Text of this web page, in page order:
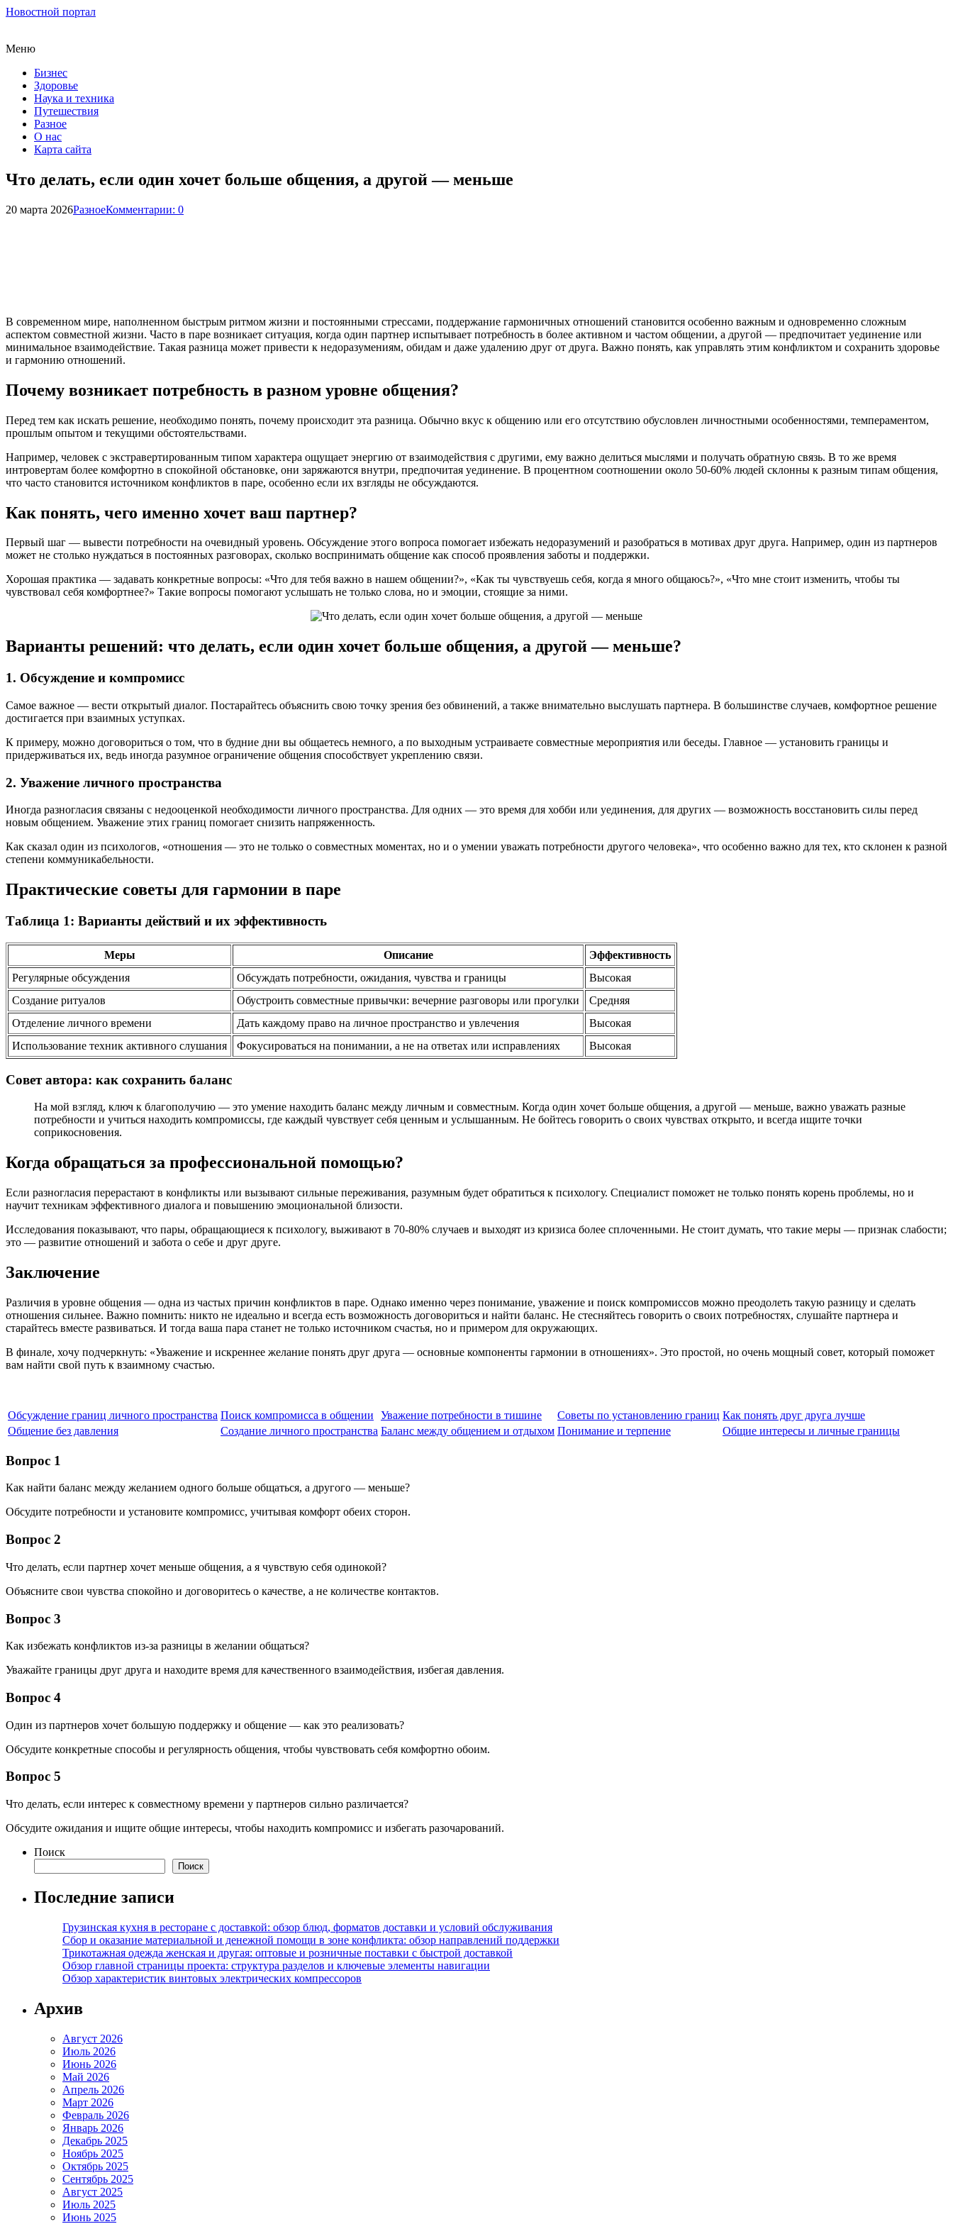
Новостной портал
Меню
Бизнес
Здоровье
Наука и техника
Путешествия
Разное
О нас
Карта сайта
Что делать, если один хочет больше общения, а другой — меньше
20 марта 2026РазноеКомментарии: 0
В современном мире, наполненном быстрым ритмом жизни и постоянными стрессами, поддержание гармоничных отношений становится особенно важным и одновременно сложным
аспектом совместной жизни. Часто в паре возникает ситуация, когда один партнер испытывает потребность в более активном и частом общении, а другой — предпочитает уединение или
минимальное взаимодействие. Такая разница может привести к недоразумениям, обидам и даже удалению друг от друга. Важно понять, как управлять этим конфликтом и сохранить здоровье
и гармонию отношений.
Почему возникает потребность в разном уровне общения?
Перед тем как искать решение, необходимо понять, почему происходит эта разница. Обычно вкус к общению или его отсутствию обусловлен личностными особенностями, темпераментом,
прошлым опытом и текущими обстоятельствами.
Например, человек с экстравертированным типом характера ощущает энергию от взаимодействия с другими, ему важно делиться мыслями и получать обратную связь. В то же время
интровертам более комфортно в спокойной обстановке, они заряжаются внутри, предпочитая уединение. В процентном соотношении около 50-60% людей склонны к разным типам общения,
что часто становится источником конфликтов в паре, особенно если их взгляды не обсуждаются.
Как понять, чего именно хочет ваш партнер?
Первый шаг — вывести потребности на очевидный уровень. Обсуждение этого вопроса помогает избежать недоразумений и разобраться в мотивах друг друга. Например, один из партнеров
может не столько нуждаться в постоянных разговорах, сколько воспринимать общение как способ проявления заботы и поддержки.
Хорошая практика — задавать конкретные вопросы: «Что для тебя важно в нашем общении?», «Как ты чувствуешь себя, когда я много общаюсь?», «Что мне стоит изменить, чтобы ты
чувствовал себя комфортнее?» Такие вопросы помогают услышать не только слова, но и эмоции, стоящие за ними.
Варианты решений: что делать, если один хочет больше общения, а другой — меньше?
1. Обсуждение и компромисс
Самое важное — вести открытый диалог. Постарайтесь объяснить свою точку зрения без обвинений, а также внимательно выслушать партнера. В большинстве случаев, комфортное решение
достигается при взаимных уступках.
К примеру, можно договориться о том, что в будние дни вы общаетесь немного, а по выходным устраиваете совместные мероприятия или беседы. Главное — установить границы и
придерживаться их, ведь иногда разумное ограничение общения способствует укреплению связи.
2. Уважение личного пространства
Иногда разногласия связаны с недооценкой необходимости личного пространства. Для одних — это время для хобби или уединения, для других — возможность восстановить силы перед
новым общением. Уважение этих границ помогает снизить напряженность.
Как сказал один из психологов, «отношения — это не только о совместных моментах, но и о умении уважать потребности другого человека», что особенно важно для тех, кто склонен к разной
степени коммуникабельности.
Практические советы для гармонии в паре
Таблица 1: Варианты действий и их эффективность
Меры Описание
Эффективность
Регулярные обсуждения
Обсуждать потребности, ожидания, чувства и границы
Высокая
Создание ритуалов
Обустроить совместные привычки: вечерние разговоры или прогулки
Средняя
Отделение личного времени
Дать каждому право на личное пространство и увлечения
Высокая
Использование техник активного слушания
Фокусироваться на понимании, а не на ответах или исправлениях Высокая
Совет автора: как сохранить баланс
На мой взгляд, ключ к благополучию — это умение находить баланс между личным и совместным. Когда один хочет больше общения, а другой — меньше, важно уважать разные
потребности и учиться находить компромиссы, где каждый чувствует себя ценным и услышанным. Не бойтесь говорить о своих чувствах открыто, и всегда ищите точки
соприкосновения.
Когда обращаться за профессиональной помощью?
Если разногласия перерастают в конфликты или вызывают сильные переживания, разумным будет обратиться к психологу. Специалист поможет не только понять корень проблемы, но и
научит техникам эффективного диалога и повышению эмоциональной близости.
Исследования показывают, что пары, обращающиеся к психологу, выживают в 70-80% случаев и выходят из кризиса более сплоченными. Не стоит думать, что такие меры — признак слабости;
это — развитие отношений и забота о себе и друг друге.
Заключение
Различия в уровне общения — одна из частых причин конфликтов в паре. Однако именно через понимание, уважение и поиск компромиссов можно преодолеть такую разницу и сделать
отношения сильнее. Важно помнить: никто не идеально и всегда есть возможность договориться и найти баланс. Не стесняйтесь говорить о своих потребностях, слушайте партнера и
старайтесь вместе развиваться. И тогда ваша пара станет не только источником счастья, но и примером для окружающих.
В финале, хочу подчеркнуть: «Уважение и искреннее желание понять друг друга — основные компоненты гармонии в отношениях». Это простой, но очень мощный совет, который поможет
вам найти свой путь к взаимному счастью.
Обсуждение границ личного пространства Поиск компромисса в общении Уважение потребности в тишине Советы по установлению границ Как понять друг друга лучше
Общение без давления
Создание личного пространства Баланс между общением и отдыхом Понимание и терпение Общие интересы и личные границы
Вопрос 1
Как найти баланс между желанием одного больше общаться, а другого — меньше?
Обсудите потребности и установите компромисс, учитывая комфорт обеих сторон.
Вопрос 2
Что делать, если партнер хочет меньше общения, а я чувствую себя одинокой?
Объясните свои чувства спокойно и договоритесь о качестве, а не количестве контактов.
Вопрос 3
Как избежать конфликтов из-за разницы в желании общаться?
Уважайте границы друг друга и находите время для качественного взаимодействия, избегая давления.
Вопрос 4
Один из партнеров хочет большую поддержку и общение — как это реализовать?
Обсудите конкретные способы и регулярность общения, чтобы чувствовать себя комфортно обоим.
Вопрос 5
Что делать, если интерес к совместному времени у партнеров сильно различается?
Обсудите ожидания и ищите общие интересы, чтобы находить компромисс и избегать разочарований.
Поиск
Поиск
Последние записи
Грузинская кухня в ресторане с доставкой: обзор блюд, форматов доставки и условий обслуживания
Сбор и оказание материальной и денежной помощи в зоне конфликта: обзор направлений поддержки
Трикотажная одежда женская и другая: оптовые и розничные поставки с быстрой доставкой
Обзор главной страницы проекта: структура разделов и ключевые элементы навигации
Обзор характеристик винтовых электрических компрессоров
Архив
Август 2026
Июль 2026
Июнь 2026
Май 2026
Апрель 2026
Март 2026
Февраль 2026
Январь 2026
Декабрь 2025
Ноябрь 2025
Октябрь 2025
Сентябрь 2025
Август 2025
Июль 2025
Июнь 2025